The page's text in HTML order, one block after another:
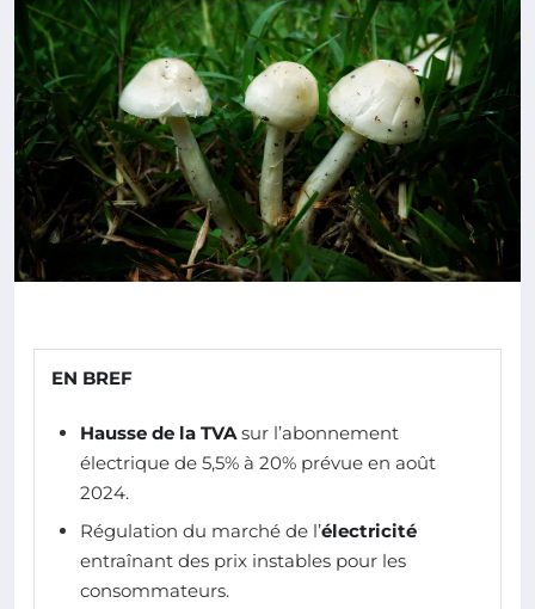
EN BREF
Hausse de la TVAsur l’abonnement
électrique de 5,5% à 20% prévue en août
2024.
Régulation du marché de l’électricité
entraînant des prix instables pour les
consommateurs.